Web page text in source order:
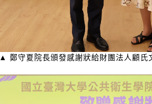
▲ 鄭守夏院長頒發感謝狀給財團法人顧氏